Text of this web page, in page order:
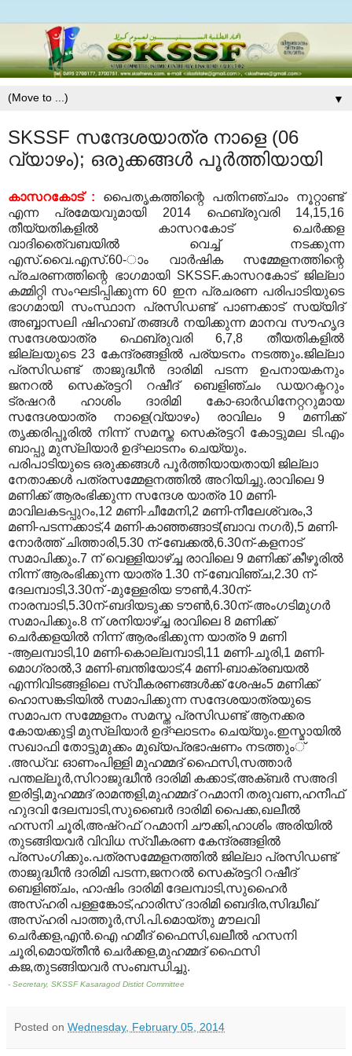
▼
SKSSF സന്ദേശയാത്ര നാളെ (06
വ്യാഴം); ഒരുക്കങ്ങള്‍ പൂര്‍ത്തിയായി
കാസറകോട് : പൈതൃകത്തിന്റെ പതിനഞ്ചാം നൂറ്റാണ്ട്
എന്ന പ്രമേയവുമായി 2014 ഫെബ്രുവരി 14,15,16
തീയ്യതികളില്‍ കാസറകോട് ചെര്‍ക്കള
വാദിതൈ്വബയില്‍ വെച്ച് നടക്കുന്ന
എസ്.വൈ.എസ്.60-ാം വാര്‍ഷിക സമ്മേളനത്തിന്റെ
പ്രചരണത്തിന്റെ ഭാഗമായി SKSSF.കാസറകോട് ജില്ലാ
കമ്മിറ്റി സംഘടിപ്പിക്കുന്ന60 ഇന പ്രചരണ പരിപാടിയുടെ
ഭാഗമായി സംസ്ഥാന പ്രസിഡണ്ട് പാണക്കാട് സയ്യിദ്
അബ്ബാസലി ഷിഹാബ് തങ്ങള്‍ നയിക്കുന്ന മാനവ സൗഹൃദ
സന്ദേശയാത്ര ഫെബ്രുവരി6,7,8 തീയതികളില്‍
ജില്ലയുടെ 23 കേന്ദ്രങ്ങളില്‍ പര്യടനം നടത്തും.ജില്ലാ
പ്രസിഡണ്ട് താജുദ്ധീന്‍ ദാരിമി പടന്ന ഉപനായകനും
ജനറല്‍ സെക്രട്ടറി റഷീദ് ബെളിഞ്ചം ഡയറക്ടറും
ട്രഷറര്‍ ഹാശിം ദാരിമി കോ-ഓര്‍ഡിനേറ്ററുമായ
സന്ദേശയാത്ര നാളെ(വ്യാഴം) രാവിലം9 മണിക്ക്
തൃക്കരിപ്പൂരില്‍ നിന്ന് സമസ്ത സെക്രട്ടറി കോട്ടുമല ടി.എം
ബാപ്പു മുസ്ലിയാര്‍ ഉദ്ഘാടനം ചെയ്യും.
പരിപാടിയുടെ ഒരുക്കങ്ങള്‍ പൂര്‍ത്തിയായതായി ജില്ലാ
നേതാക്കള്‍ പത്രസമ്മേളനത്തില്‍ അറിയിച്ചു.രാവിലെ 9
മണിക്ക് ആരംഭിക്കുന്ന സന്ദേശ യാത്ര 10 മണി-
മാവിലകടപ്പുറം,12 മണി-ചീമേനി,2 മണി-നീലേശ്വരം,3
മണി-പടന്നക്കാട്,4 മണി-കാഞ്ഞങ്ങാട്(ബാവ നഗര്‍),5 മണി-
നോര്‍ത്ത് ചിത്താരി,5.30 ന്-ബേക്കല്‍,6.30ന്-കളനാട്
സമാപിക്കും.7 ന് വെള്ളിയാഴ്ച്ച രാവിലെ 9 മണിക്ക് കീഴൂരില്‍
നിന്ന് ആരംഭിക്കുന്ന യാത്ര 1.30 ന്-ബേവിഞ്ച,2.30 ന്-
ദേലമ്പാടി,3.30ന്-മുള്ളേരിയ ടൗണ്‍,4.30ന്-
നാരമ്പാടി,5.30ന്-ബദിയടുക്ക ടൗണ്‍,6.30ന്-അംഗടിമുഗര്‍
സമാപിക്കും.8 ന് ശനിയാഴ്ച്ച രാവിലെ 8 മണിക്ക്
ചെര്‍ക്കളയില്‍ നിന്ന് ആരംഭിക്കുന്ന യാത്ര9 മണി
-ആലമ്പാടി,10 മണി-കൊല്ലമ്പാടി,11 മണി-ചൂരി,1 മണി-
മൊഗ്രാല്‍,3 മണി-ബന്തിയോട്,4 മണി-ബാക്രബയല്‍
എന്നിവിടങ്ങളിലെ സ്വീകരണങ്ങള്‍ക്ക് ശേഷം5 മണിക്ക്
ഹൊസങ്കടിയില്‍ സമാപിക്കുന്ന സന്ദേശയാത്രയുടെ
സമാപന സമ്മേളനം സമസ്ത പ്രസിഡണ്ട് ആനക്കര
കോയക്കുട്ടി മുസ്ലിയാര്‍ ഉദ്ഘാടനം ചെയ്യും.ഇസ്മായില്‍
സഖാഫി തോട്ടുമുക്കം മുഖ്യപ്രഭാഷണം നടത്തും്
.അഡ്വ: ഓണംപിള്ളി മുഹമ്മദ് ഫൈസി,സത്താര്‍
പന്തല്ലൂര്‍,സിറാജുദ്ധീന്‍ ദാരിമി കക്കാട്,അക്ബര്‍ സഅദി
ഇരിട്ടി,മുഹമ്മദ് രാമന്തളി,മുഹമ്മദ് റഹ്മാനി തരുവണ,ഹനീഫ്
ഹുദവി ദേലമ്പാടി,സുബൈര്‍ ദാരിമി പൈക്ക,ഖലീല്‍
ഹസനി ചൂരി,അഷ്‌റഫ് റഹ്മാനി ചൗക്കി,ഹാശിം അരിയില്‍
തുടങ്ങിയവര്‍ വിവിധ സ്വീകരണ കേന്ദ്രങ്ങളില്‍
പ്രസംഗിക്കും.പത്രസമ്മേളനത്തില്‍ ജില്ലാ പ്രസിഡണ്ട്
താജുദ്ധീന്‍ ദാരിമി പടന്ന,ജനറല്‍ സെക്രട്ടറി റഷീദ്
ബെളിഞ്ചം, ഹാഷിം ദാരിമി ദേലമ്പാടി,സുഹൈര്‍
അസ്ഹരി പള്ളങ്കോട്,ഹാരിസ് ദാരിമി ബെദിര,സിദ്ധീഖ്
അസ്ഹരി പാത്തൂര്‍,സി.പി.മൊയ്തു മൗലവി
ചെര്‍ക്കള,എന്‍.ഐ ഹമീദ് ഫൈസി,ഖലീല്‍ ഹസനി
ചൂരി,മൊയ്തീന്‍ ചെര്‍ക്കള,മുഹമ്മദ് ഫൈസി
കജ,തുടങ്ങിയവര്‍ സംബന്ധിച്ചു.
- Secretary, SKSSF Kasaragod Distict Committee
Posted on Wednesday, February 05, 2014